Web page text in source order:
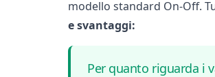
modello standard On-Off.
e svantaggi:
Per quanto riguarda i